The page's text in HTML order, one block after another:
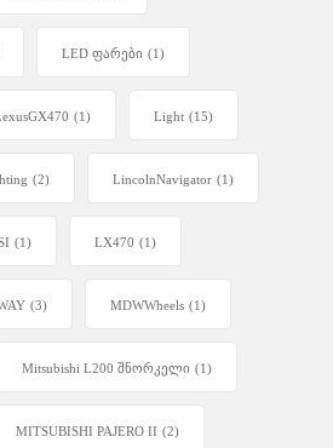
LED ფარები (1)
(1) Light (15)
(2) LincolnNavigator (1)
(1) LX470 (1)
(3) MDWWheels (1)
Mitsubishi L200 შნორკელი (1)
MITSUBISHI PAJERO II (2)